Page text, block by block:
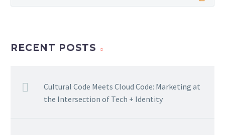
RECENT POSTS
Cultural Code Meets Cloud Code: Marketing at
the Intersection of Tech + Identity